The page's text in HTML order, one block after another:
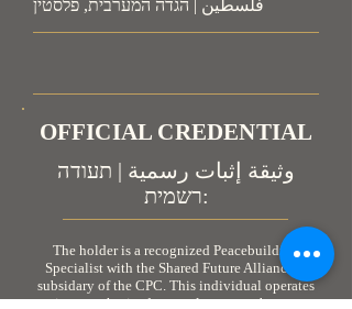
فلسطين | הגדה המערבית, פלסטין
OFFICIAL CREDENTIAL
وثيقة إثبات رسمية | תעודה
רשמית:
The holder is a recognized Peacebuilding
Specialist with the Shared Future Alliance, a
subsidary of the CPC. This individual operates
in an authorized, neutral, non-combatant